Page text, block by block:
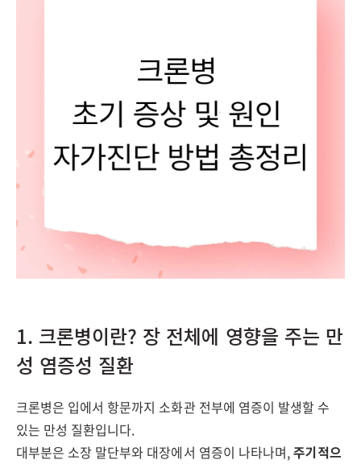
1. 크론병이란? 장 전체에 영향을 주는 만
성 염증성 질환
크론병은 입에서 항문까지 소화관 전부에 염증이 발생할 수
있는 만성 질환입니다.
대부분은 소장 말단부와 대장에서 염증이 나타나며,주기적으